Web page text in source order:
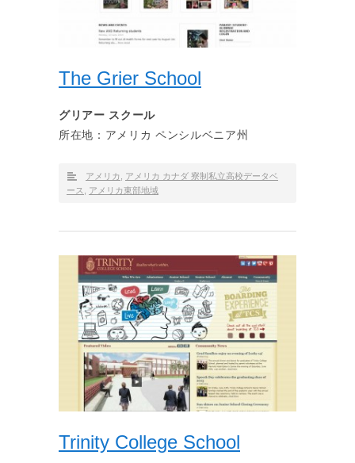
The Grier School
グリアー スクール
所在地：アメリカ ペンシルベニア州
アメリカ
アメリカ カナダ 寮制私立高校データベ
ース
アメリカ東部地域
Trinity College School